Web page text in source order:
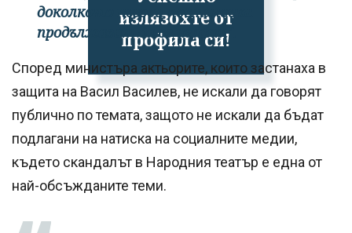
излязохте от
профила си!
доколкото негови постановки
продължават да се играят".
Според министъра актьорите, които застанаха в
защита на Васил Василев, не искали да говорят
публично по темата, защото не искали да бъдат
подлагани на натиска на социалните медии,
където скандалът в Народния театър е една от
най-обсъжданите теми.